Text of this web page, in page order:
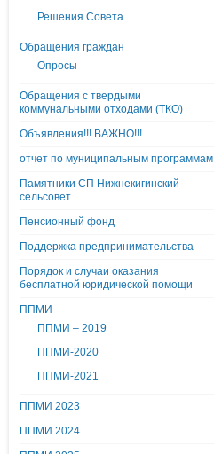
Решения Совета
Обращения граждан
Опросы
Обращения с твердыми
коммунальными отходами (ТКО)
Объявления!!! ВАЖНО!!!
отчет по муниципальным программам
Памятники СП Нижнекигинский
сельсовет
Пенсионный фонд
Поддержка предпринимательства
Порядок и случаи оказания
бесплатной юридической помощи
ППМИ
ППМИ – 2019
ППМИ-2020
ППМИ-2021
ППМИ 2023
ППМИ 2024